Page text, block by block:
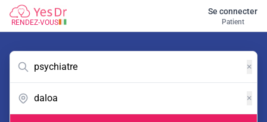
RENDEZ-VOUS
Se connecter
Patient
×
×